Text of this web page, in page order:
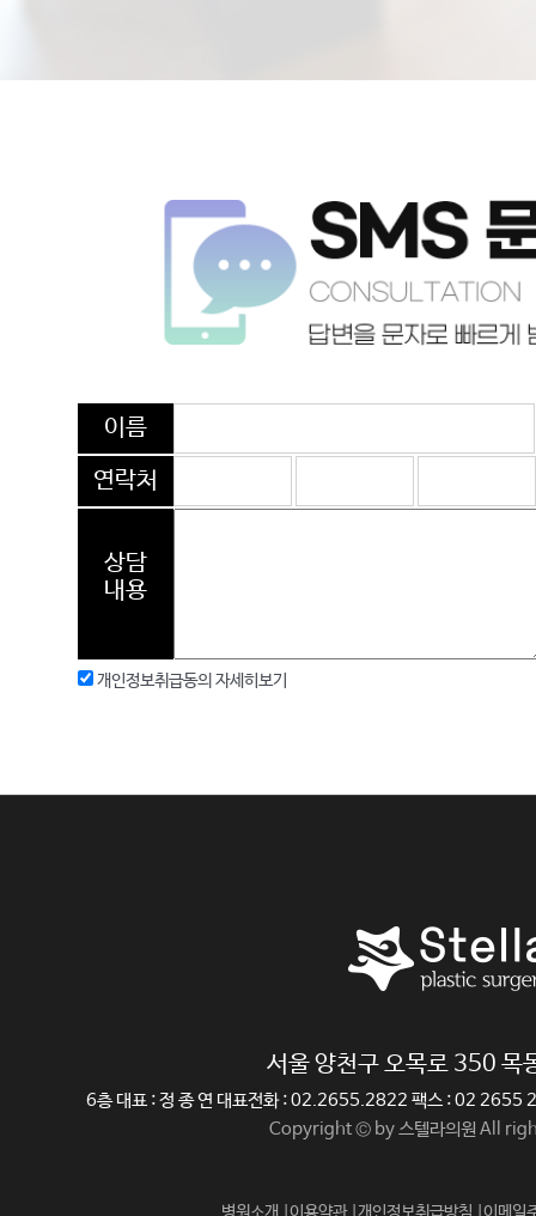
이름
연락처
상담
내용
개인정보취급동의 자세히보기
서울 양천구 오목로 350 목
6층 대표 : 정 종 연 대표전화 : 02.2655.2822 팩스 : 02
Copyright © by 스텔라의원 All